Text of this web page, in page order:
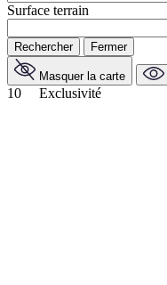
Surface terrain
Rechercher Fermer
Masquer la carte
10 Exclusivité